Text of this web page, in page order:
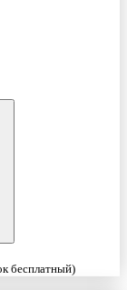
бесплатный)